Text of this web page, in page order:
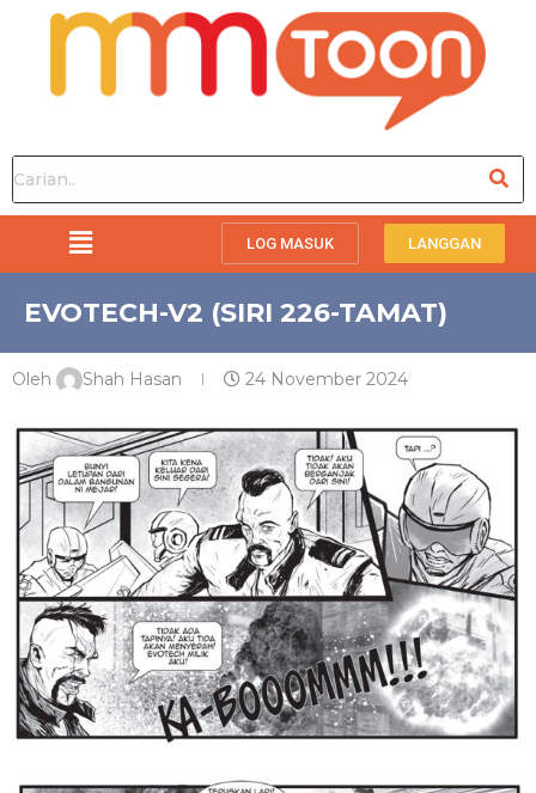
LOG MASUK LANGGAN
EVOTECH-V2 (SIRI 226-TAMAT)
Oleh Shah Hasan 24 November 2024